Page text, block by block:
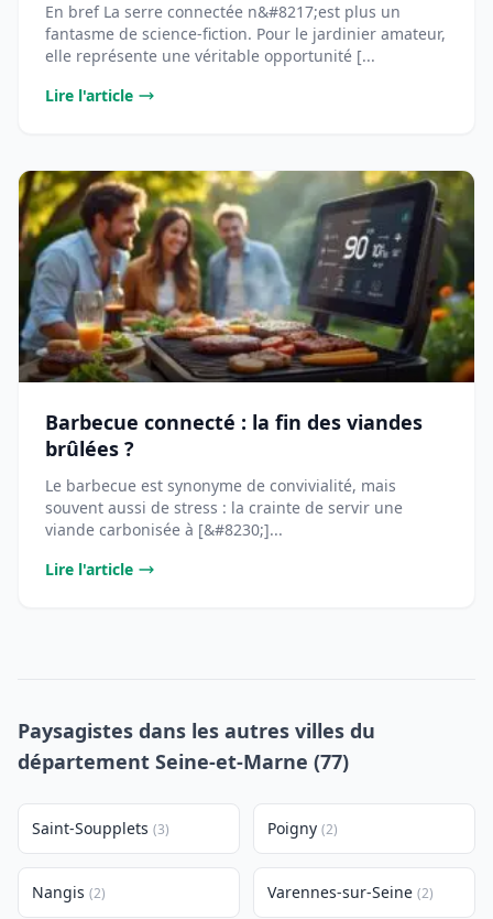
En bref La serre connectée n&#8217;est plus un
fantasme de science-fiction. Pour le jardinier amateur,
elle représente une véritable opportunité [...
Lire l'article
Barbecue connecté : la fin des viandes
brûlées ?
Le barbecue est synonyme de convivialité, mais
souvent aussi de stress : la crainte de servir une
viande carbonisée à [&#8230;]...
Lire l'article
Paysagistes dans les autres villes du
département Seine-et-Marne (77)
Saint-Soupplets (3) Poigny (2)
Nangis (2) Varennes-sur-Seine (2)